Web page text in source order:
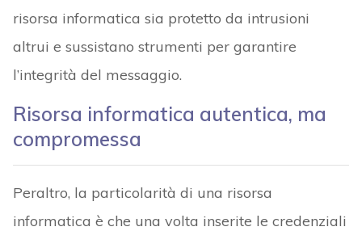
risorsa informatica sia protetto da intrusioni
altrui e sussistano strumenti per garantire
l’integrità del messaggio.
Risorsa informatica autentica, ma
compromessa
Peraltro, la particolarità di una risorsa
informatica è che una volta inserite le credenziali